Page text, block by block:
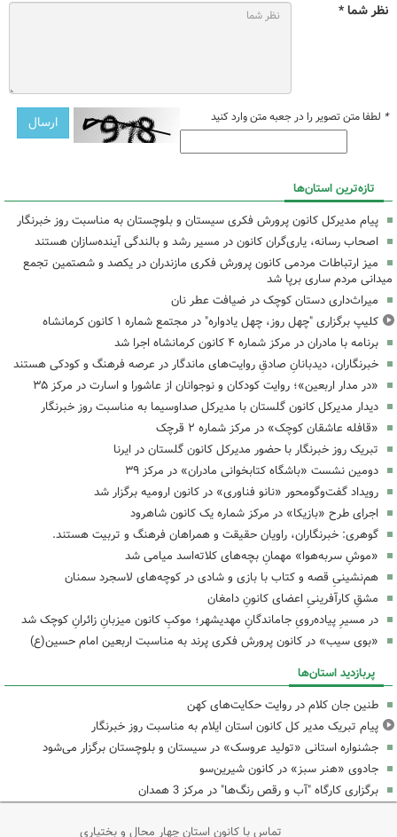
نظر شما *
* لطفا متن تصویر را در جعبه متن وارد کنید
تازه‌ترین استان‌ها
پیام مدیرکل کانون پرورش فکری سیستان و بلوچستان به مناسبت روز خبرنگار
اصحاب رسانه، یاری‌گران کانون در مسیر رشد و بالندگی آینده‌سازان هستند
میز ارتباطات مردمی کانون پرورش فکری مازندران در یکصد و شصتمین تجمع
میدانی مردم ساری برپا شد
میراث‌داری دستان کوچک در ضیافت عطر نان
کلیپ برگزاری "چهل روز، چهل یادواره" در مجتمع شماره ۱ کانون کرمانشاه
برنامه با مادران در مرکز شماره ۴ کانون کرمانشاه اجرا شد
خبرنگاران، دیدبانانِ صادقِ روایت‌های ماندگار در عرصه فرهنگ و کودکی هستند
«در مدار اربعین»؛ روایت کودکان و نوجوانان از عاشورا و اسارت در مرکز ۳۵
دیدار مدیرکل کانون گلستان با مدیرکل صداوسیما به مناسبت روز خبرنگار
«قافله عاشقان کوچک» در مرکز شماره ۲ قرچک
تبریک روز خبرنگار با حضور مدیرکل کانون گلستان در ایرنا
دومین نشست «باشگاه کتابخوانی مادران» در مرکز ۳۹
رویداد گفت‌وگومحور «نانو فناوری» در کانون ارومیه برگزار شد
اجرای طرح «بازیکا» در مرکز شماره یک کانون شاهرود
گوهری: خبرنگاران، راویان حقیقت و همراهان فرهنگ و تربیت هستند.
«موشِ سربه‌هوا» مهمانِ بچه‌های کلاته‌اسد میامی شد
هم‌نشینیِ قصه و کتاب با بازی و شادی در کوچه‌های لاسجرد سمنان
مشقِ کارآفرینیِ اعضای کانونِ دامغان
در مسیرِ پیاده‌رویِ جاماندگانِ مهدیشهر؛ موکبِ کانون میزبانِ زائرانِ کوچک شد
«بوی سیب» در کانون پرورش فکری پرند به مناسبت اربعین امام حسین(ع)
پربازدید استان‌ها
طنین جان کلام در روایت حکایت‌های کهن
پیام تبریک مدیر کل کانون استان ایلام به مناسبت روز خبرنگار
جشنواره استانی «تولید عروسک» در سیستان و بلوچستان برگزار می‌شود
جادوی «هنر سبز» در کانون شیرین‌سو
برگزاری کارگاه "آب و رقص رنگ‌ها" در مرکز 3 همدان
تماس با کانون استان چهار محال و بختیاری